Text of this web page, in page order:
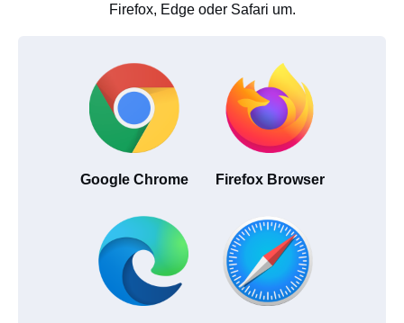
Firefox, Edge oder Safari um.
Google Chrome Firefox Browser